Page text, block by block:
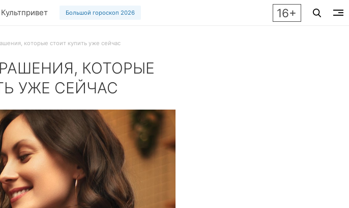
Культпривет Большой гороскоп 2026 16+
которые стоит купить уже сейчас
КОТОРЫЕ
УЖЕ СЕЙЧАС
украшения стоит купить уже в ноябре, чтобы сэкономить и выбрать лучшие модели для